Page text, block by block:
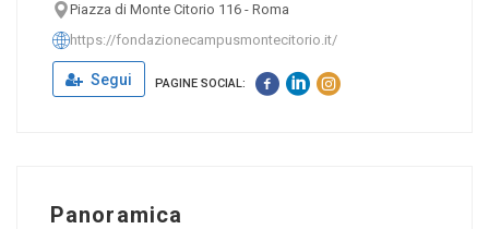
Piazza di Monte Citorio 116 - Roma
https://fondazionecampusmontecitorio.it/
Segui PAGINE SOCIAL:
Panoramica